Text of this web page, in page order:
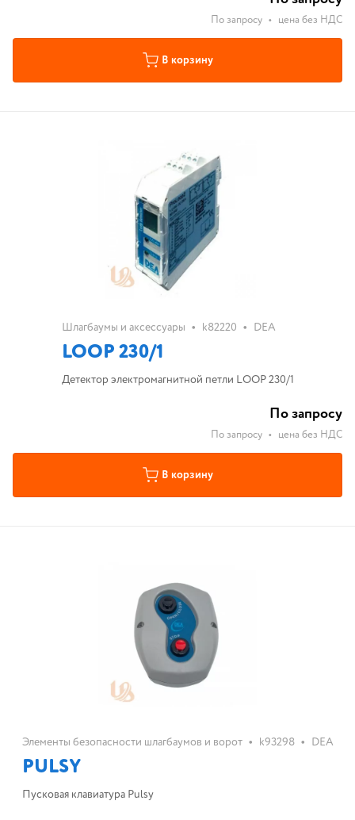
По запросу • цена без НДС
В корзину
Шлагбаумы и аксессуары • k82220 • DEA
LOOP 230/1
Детектор электромагнитной петли LOOP 230/1
По запросу
По запросу • цена без НДС
В корзину
Элементы безопасности шлагбаумов и ворот • k93298 • DEA
PULSY
Пусковая клавиатура Pulsy